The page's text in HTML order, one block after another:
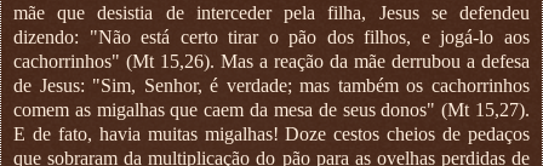
mãe que desistia de interceder pela filha, Jesus se defendeu
dizendo: "Não está certo tirar o pão dos filhos, e jogá-lo aos
cachorrinhos" (Mt 15,26). Mas a reação da mãe derrubou a defesa
de Jesus: "Sim, Senhor, é verdade; mas também os cachorrinhos
comem as migalhas que caem da mesa de seus donos" (Mt 15,27).
E de fato, havia muitas migalhas! Doze cestos cheios de pedaços
que sobraram da multiplicação do pão para as ovelhas perdidas de